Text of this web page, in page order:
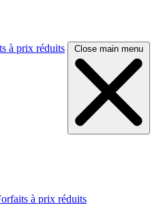
à prix réduits Close main menu
à prix réduits